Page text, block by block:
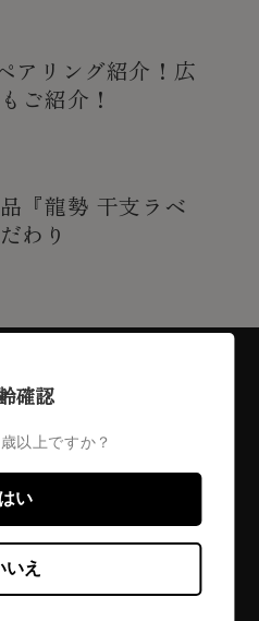
アリング紹介！広
ご紹介！
『龍勢 干支ラベ
わり
確認
以上ですか？
はい
いえ